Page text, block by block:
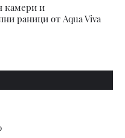
камери и
раници от Aqua Viva